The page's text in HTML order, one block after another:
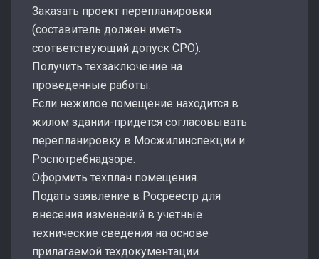
Заказать проект перепланировки
(составитель должен иметь
соответствующий допуск СРО).
Получить техзаключение на
проведенные работы.
Если нежилое помещение находится в
жилом здании-придется согласовывать
перепланировку в Мосжилинспекции и
Роспотребнадзоре.
Оформить техплан помещения.
Подать заявление в Росреестр для
внесения изменений в учетные
технические сведения на основе
прилагаемой техдокументации.